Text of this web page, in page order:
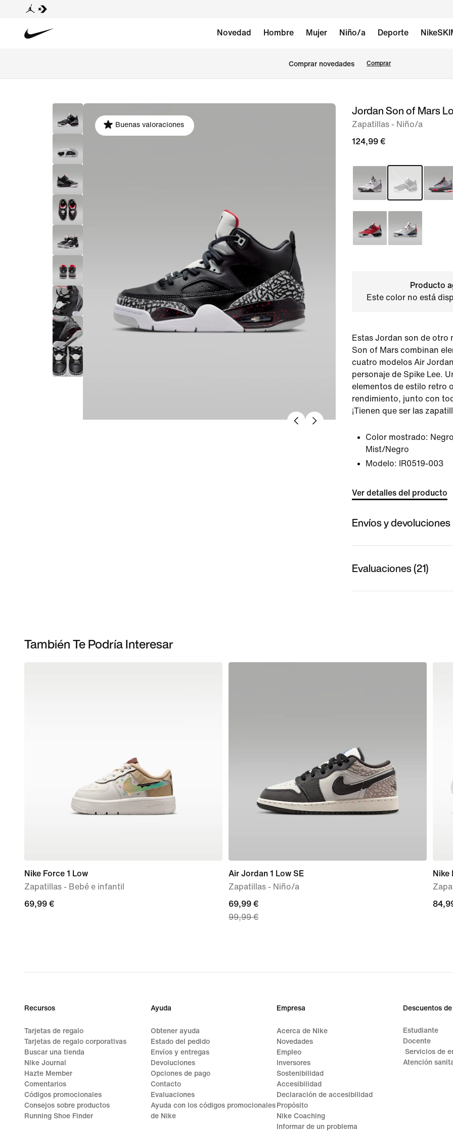
Novedad Hombre Mujer Niño/a Deporte
Comprar novedades Comprar
Imagen
Buenas valoraciones
Jordan Son of Mars
Zapatillas - Niño/a
124,99 €
Producto
Este color no está
Estas Jordan son de otro
Son of Mars combinan
cuatro modelos Air
personaje de Spike Lee.
elementos de estilo retro
rendimiento, junto con
¡Tienen que ser las
Color mostrado:
Mist/Negro
Modelo:
IR0519-003
Ver detalles del producto
Envíos y devoluciones
Evaluaciones (21)
También Te Podría Interesar
Nike Force 1 Low
Zapatillas - Bebé e infantil
69,99 €
69,99 €
Air Jordan 1 Low SE
Zapatillas - Niño/a
current
price
99,99 €
69,99 €
99,99 €
Nike
Recursos
Tarjetas de regalo
Tarjetas de regalo corporativas
Buscar una tienda
Nike Journal
Hazte Member
Comentarios
Códigos promocionales
Consejos sobre productos
Running Shoe Finder
Ayuda
Obtener ayuda
Estado del pedido
Envíos y entregas
Devoluciones
Opciones de pago
Contacto
Evaluaciones
Ayuda con los códigos promocionales
de Nike
Empresa
Acerca de Nike
Novedades
Empleo
Inversores
Sostenibilidad
Accesibilidad
Declaración de accesibilidad
Propósito
Nike Coaching
Informar de un problema
Descuentos
Estudiante
Docente
Servicios de
Atención